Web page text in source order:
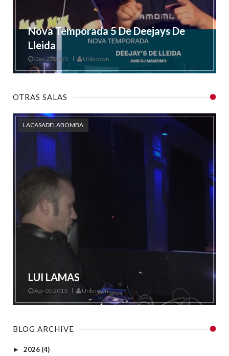
Nova Temporada 5 De Deejays De
Lleida
Dec 23 2025 Unknown
OTRAS SALAS
LACASADELABOMBA
LUI LAMAS
Apr 05 2013 Unknown
BLOG ARCHIVE
► 2026 (4)